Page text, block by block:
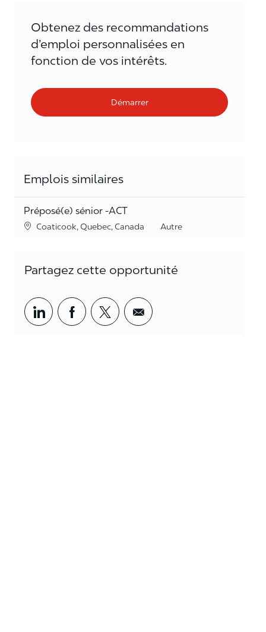
Obtenez des recommandations
d’emploi personnalisées en
fonction de vos intérêts.
Démarrer
Emplois similaires
Préposé(e) sénior -ACT
LieuCoaticook, Quebec, Canada Catégorie
Autre
Partagez cette opportunité
Partager par LinkedIn
Partager par Facebook
<span<span